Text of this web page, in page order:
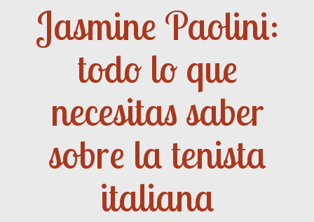
Jasmine Paolini:
todo lo que
necesitas saber
sobre la tenista
italiana